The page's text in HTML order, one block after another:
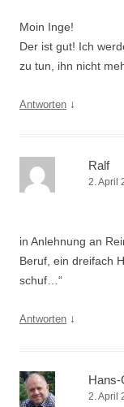
Moin Inge!
Der ist gut! Ich
zu tun, ihn nicht
Antworten ↓
Ralf
2. April
in Anlehnung an
Beruf, ein dreifach
schuf…“
Antworten ↓
Hans-
2. April